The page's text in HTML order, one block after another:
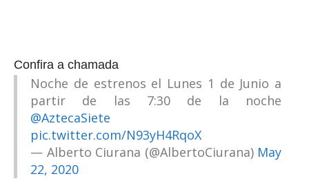
Confira a chamada
Noche de estrenos el Lunes 1 de Junio a
partir de las 7:30 de la noche
@AztecaSiete
pic.twitter.com/N93yH4RqoX
— Alberto Ciurana (@AlbertoCiurana) May
22, 2020